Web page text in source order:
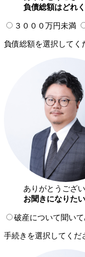
負債総額はどれ
３０００万円未満
負債総額を選択してく
ありがとうござ
お聞きになりた
破産について聞い
手続きを選択してくだ